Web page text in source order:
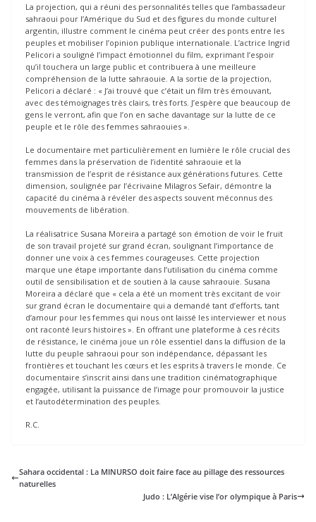
La projection, qui a réuni des personnalités telles que l’ambassadeur
sahraoui pour l’Amérique du Sud et des figures du monde culturel
argentin, illustre comment le cinéma peut créer des ponts entre les
peuples et mobiliser l’opinion publique internationale. L’actrice Ingrid
Pelicori a souligné l’impact émotionnel du film, exprimant l’espoir
qu’il touchera un large public et contribuera à une meilleure
compréhension de la lutte sahraouie. A la sortie de la projection,
Pelicori a déclaré : « J’ai trouvé que c’était un film très émouvant,
avec des témoignages très clairs, très forts. J’espère que beaucoup de
gens le verront, afin que l’on en sache davantage sur la lutte de ce
peuple et le rôle des femmes sahraouies ».
Le documentaire met particulièrement en lumière le rôle crucial des
femmes dans la préservation de l’identité sahraouie et la
transmission de l’esprit de résistance aux générations futures. Cette
dimension, soulignée par l’écrivaine Milagros Sefair, démontre la
capacité du cinéma à révéler des aspects souvent méconnus des
mouvements de libération.
La réalisatrice Susana Moreira a partagé son émotion de voir le fruit
de son travail projeté sur grand écran, soulignant l’importance de
donner une voix à ces femmes courageuses. Cette projection
marque une étape importante dans l’utilisation du cinéma comme
outil de sensibilisation et de soutien à la cause sahraouie. Susana
Moreira a déclaré que « cela a été un moment très excitant de voir
sur grand écran le documentaire qui a demandé tant d’efforts, tant
d’amour pour les femmes qui nous ont laissé les interviewer et nous
ont raconté leurs histoires ». En offrant une plateforme à ces récits
de résistance, le cinéma joue un rôle essentiel dans la diffusion de la
lutte du peuple sahraoui pour son indépendance, dépassant les
frontières et touchant les cœurs et les esprits à travers le monde. Ce
documentaire s’inscrit ainsi dans une tradition cinématographique
engagée, utilisant la puissance de l’image pour promouvoir la justice
et l’autodétermination des peuples.
R.C.
Sahara occidental : La MINURSO doit faire face au pillage des ressources
naturelles
Judo : L’Algérie vise l’or olympique à Paris